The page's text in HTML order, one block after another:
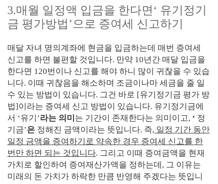
3.매월 일정액 입금을 한다면‘ 유기정기
금 평가방법’으로 증여세 신고하기
매달 자녀 명의계좌에 현금을 입금하는데 매번 증여세
신고를 하면 불편할 것입니다. 만약 10년간 매달 입금을
한다면 120번이나 신고를 해야 하니 많이 귀찮을 수 있습
니다. 이때 귀찮음을 해소하며 조금이나마 세금을 줄 일
수 있는 방법이 있습니다. 그건 바로 [유기정기금 평가 방
법]이라는 증여세 신고 방법이 있습니다. 유기정기금에
서 ‘유기 ’라는 의미 는 기간이 존재한다는 의미이고, ‘ 정
기금’은 정해진 금액이라는 뜻입니다. 즉, 일정 기간 동안
일정 금액을 증여하기로 약속한 경우 증여세 신고를 한
번만 하면 되는 것입니다. 그리고 이때 증여금액을 현재
가치로 할인하여 증여재산가액을 정하는데 , 그 이유는
미래의 돈 가치가 하락한 만큼 반영해 주겠다는 뜻입니